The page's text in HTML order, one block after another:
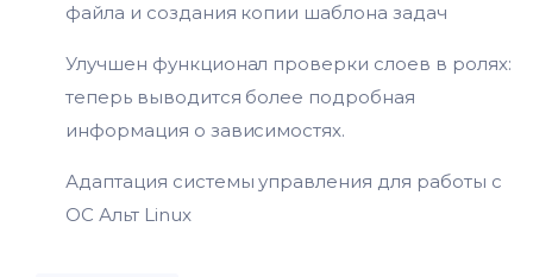
файла и создания копии шаблона задач
Улучшен функционал проверки слоев в ролях:
теперь выводится более подробная
информация о зависимостях.
Адаптация системы управления для работы с
ОС Альт Linux